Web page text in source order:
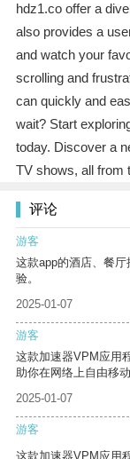
hdz1.co offer a
also provides a
and watch your
scrolling and
can quickly and
wait? Start
today. Discover a
TV shows, all from
评论
游客
这款app的酒店、餐
验。
2025-01-07
游客
这款加速器VPM应用
助你在网络上自由移动
2025-01-07
游客
这款加速器VPM应用